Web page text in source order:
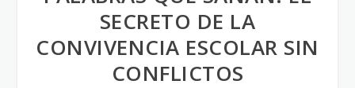
SECRETO DE LA
CONVIVENCIA ESCOLAR SIN
CONFLICTOS